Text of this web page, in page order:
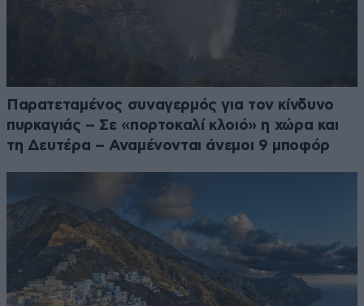
Παρατεταμένος συναγερμός για τον κίνδυνο
πυρκαγιάς – Σε «πορτοκαλί κλοιό» η χώρα και
τη Δευτέρα – Αναμένονται άνεμοι 9 μποφόρ